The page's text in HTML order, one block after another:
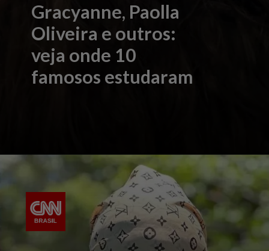
Gracyanne, Paolla
Oliveira e outros:
veja onde 10
famosos estudaram